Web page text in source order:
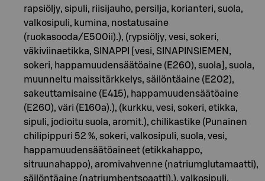
rapsiöljy, sipuli, riisijauho, persilja, korianteri, suola,
valkosipuli, kumina, nostatusaine
(ruokasooda/E500ii).), (rypsiöljy, vesi, sokeri,
väkiviinaetikka, SINAPPI [vesi, SINAPINSIEMEN,
sokeri, happamuudensäätöaine (E260), suola], suola,
muunneltu maissitärkkelys, säilöntäaine (E202),
sakeuttamisaine (E415), happamuudensäätöaine
(E260), väri (E160a).), (kurkku, vesi, sokeri, etikka,
sipuli, jodioitu suola, aromit.), chilikastike (Punainen
chilipippuri 52 %, sokeri, valkosipuli, suola, vesi,
happamuudensäätöaineet (etikkahappo,
sitruunahappo), aromivahvenne (natriumglutamaatti),
säilöntäaine (natriumbentsoaatti).), valkosipuli,